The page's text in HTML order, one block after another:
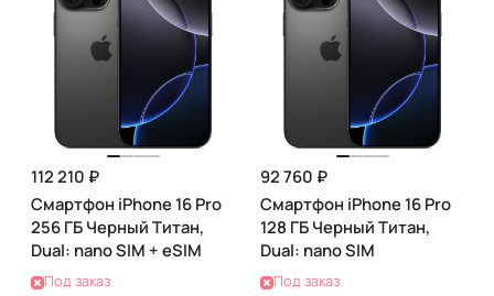
112 210 ₽
Смартфон iPhone 16 Pro
256 ГБ Черный Титан,
Dual: nano SIM + eSIM
Под заказ
92 760 ₽
Смартфон iPhone 16 Pro
128 ГБ Черный Титан,
Dual: nano SIM
Под заказ